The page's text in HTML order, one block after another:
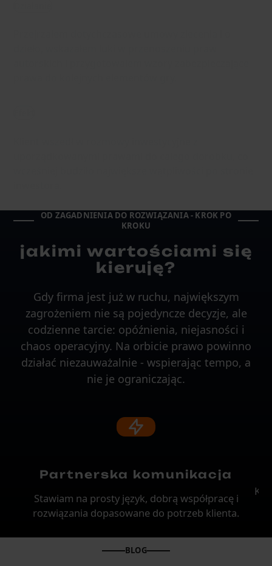
OD ZAGADNIENIA DO ROZWIĄZANIA - KROK PO
KROKU
jakimi wartościami się
kieruję?
Gdy firma jest już w ruchu, największym
zagrożeniem nie są pojedyncze decyzje, ale
codzienne tarcie: opóźnienia, niejasności i
chaos operacyjny. Na orbicie prawo powinno
działać niezauważalnie - wspierając tempo, a
nie je ograniczając.
Partnerska komunikacja
Stawiam na prosty język, dobrą współpracę i
rozwiązania dopasowane do potrzeb klienta.
BLOG